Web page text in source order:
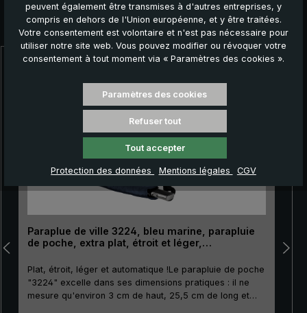
Autres produits que vous pourriez aimer :
Paraplue de ville 3224, bleu marine, parapluie
de poche, extra plat, étroit et léger,
Plat, étroit, léger et automatique !Le parapluie de poche
"3224" excelle dans ses dimensions pratiques : il ne
mesure qu'environ 3 cm de haut, 25,5 cm de long et
peuvent également être transmises à d'autres entreprises, y
compris en dehors de l'Union européenne, et y être traitées.
Votre consentement est volontaire et n'est pas nécessaire pour
utiliser notre site web. Vous pouvez modifier ou révoquer votre
consentement à tout moment via « Paramètres des cookies ».
Paramètres des cookies
Refuser tout
Tout accepter
Protection des données Mentions légales CGV